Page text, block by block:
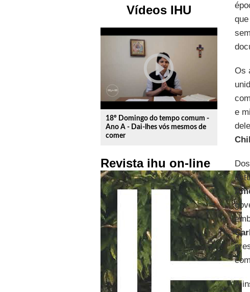
Vídeos IHU
play_circle_outline
18º Domingo do tempo comum -
Ano A - Dai-lhes vós mesmos de
comer
Revista ihu on-line
Os
e
A